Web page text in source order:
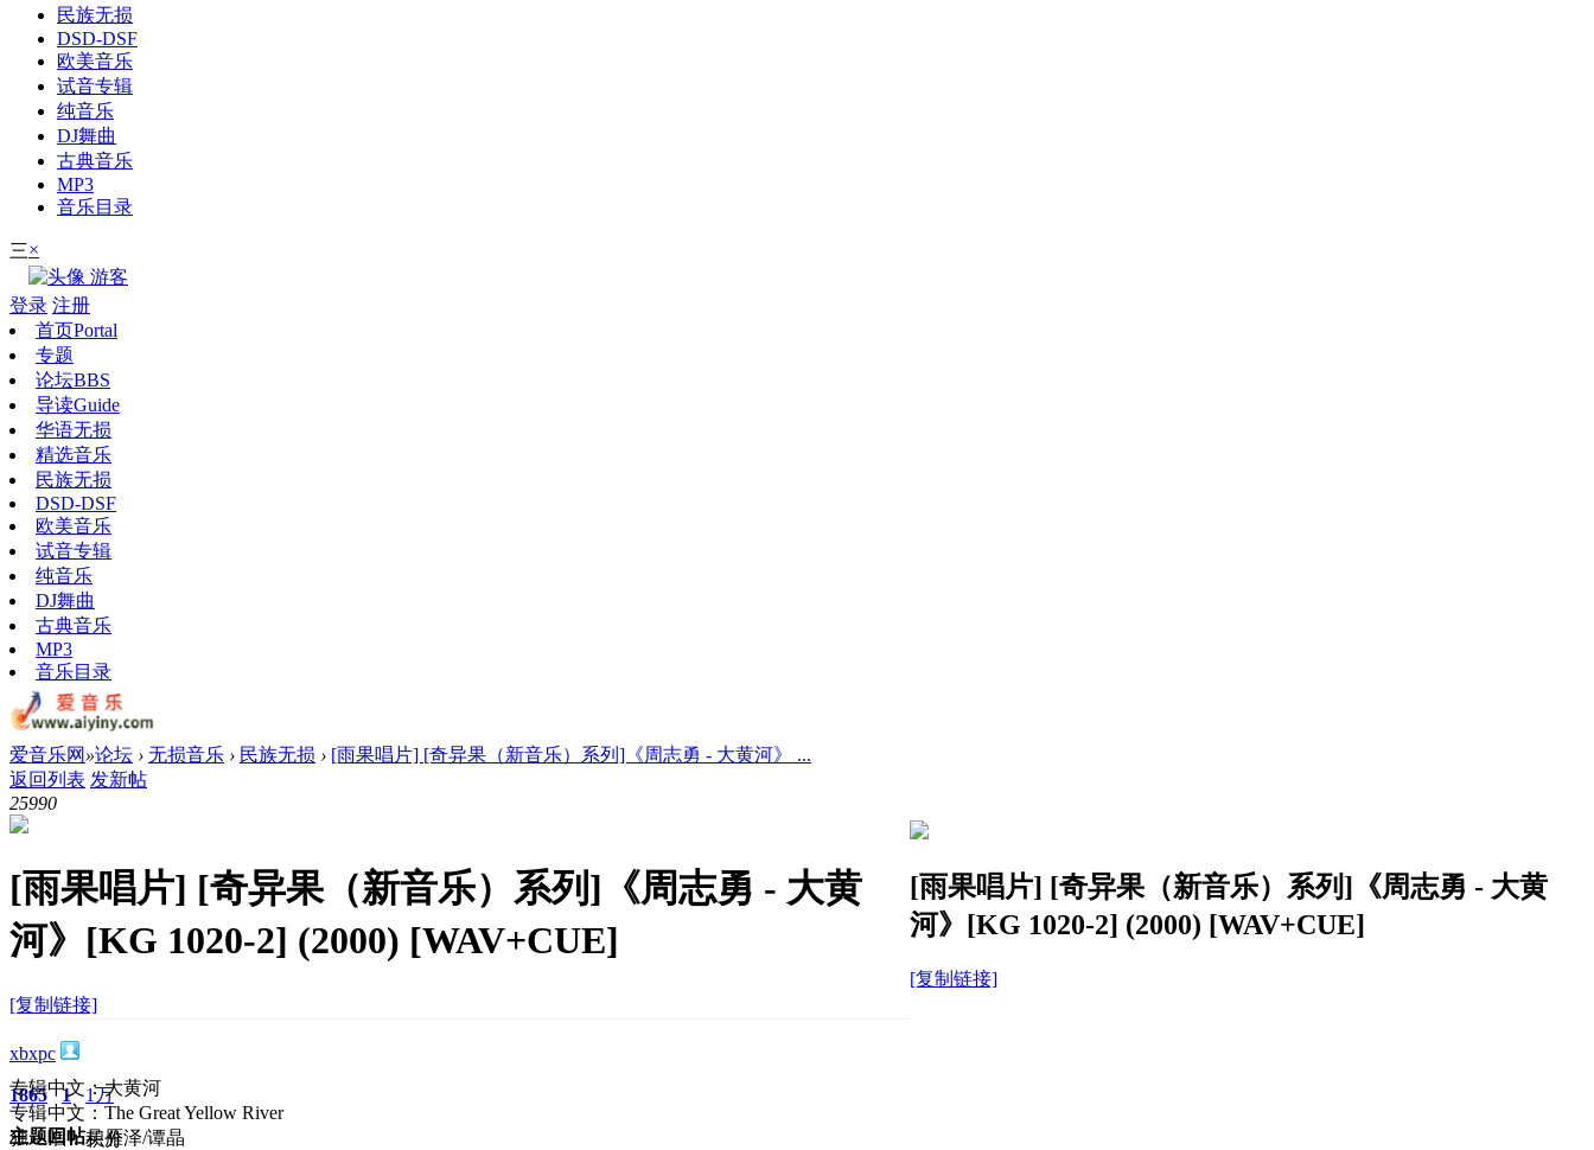
民族无损
DSD-DSF
欧美音乐
试音专辑
纯音乐
DJ舞曲
古典音乐
MP3
音乐目录
三×
游客
登录 注册
首页Portal
专题
论坛BBS
导读Guide
华语无损
精选音乐
民族无损
DSD-DSF
欧美音乐
试音专辑
纯音乐
DJ舞曲
古典音乐
MP3
音乐目录
爱音乐网 »论坛 › 无损音乐 › 民族无损 › [雨果唱片] [奇异果（新音乐）系列]《周志勇 - 大黄河》 ...
返回列表 发新帖
25990
[雨果唱片] [奇异果（新音乐）系列]《周志勇 - 大黄
河》[KG 1020-2] (2000) [WAV+CUE]
[复制链接]
[雨果唱片] [奇异果（新音乐）系列]《周志勇 - 大黄
河》[KG 1020-2] (2000) [WAV+CUE]
[复制链接]
xbxpc
1865
主题
1
回帖
1万
积分
专辑中文：大黄河
专辑中文：The Great Yellow River
独 唱：吴雁泽/谭晶